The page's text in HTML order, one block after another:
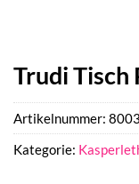
Trudi Tisch
Artikelnummer:
Kategorie: